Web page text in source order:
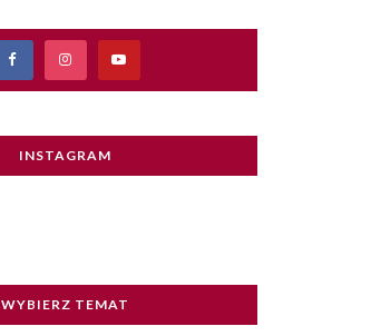
INSTAGRAM
WYBIERZ TEMAT